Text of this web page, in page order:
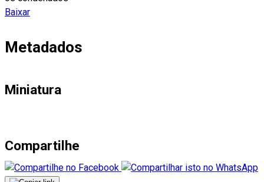
Baixar
Metadados
Miniatura
Compartilhe